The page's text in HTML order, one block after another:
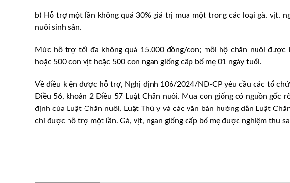
b) Hỗ trợ một lần không quá 30% giá trị mua một trong các loại gà, vịt,
nuôi sinh sản.
Mức hỗ trợ tối đa không quá 15.000 đồng/con; mỗi hộ chăn nuôi được
hoặc 500 con vịt hoặc 500 con ngan giống cấp bố mẹ 01 ngày tuổi.
Về điều kiện được hỗ trợ, Nghị định 106/2024/NĐ-CP yêu cầu các tổ
Điều 56, khoản 2 Điều 57 Luật Chăn nuôi. Mua con giống có nguồn gốc
định của Luật Chăn nuôi, Luật Thú y và các văn bản hướng dẫn Luật
chỉ được hỗ trợ một lần. Gà, vịt, ngan giống cấp bố mẹ được nghiệm thu